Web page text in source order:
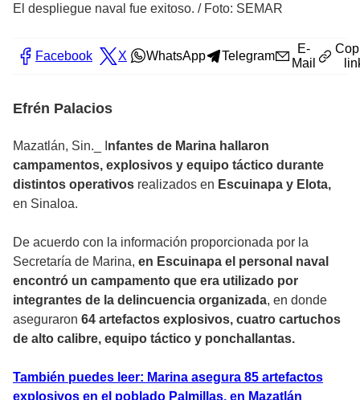
El despliegue naval fue exitoso. / Foto: SEMAR
Facebook X WhatsApp Telegram
E-
Mail
Efrén Palacios
Mazatlán, Sin._ I nfantes de Marina hallaron
campamentos, explosivos y equipo táctico durante
distintos operativos realizados en Escuinapa y Elota,
en Sinaloa.
De acuerdo con la información proporcionada por la
Secretaría de Marina, en Escuinapa el personal naval
encontró un campamento que era utilizado por
integrantes de la delincuencia organizada, en donde
aseguraron 64 artefactos explosivos, cuatro cartuchos
de alto calibre, equipo táctico y ponchallantas.
También puedes leer: Marina asegura 85 artefactos
explosivos en el poblado Palmillas, en Mazatlán